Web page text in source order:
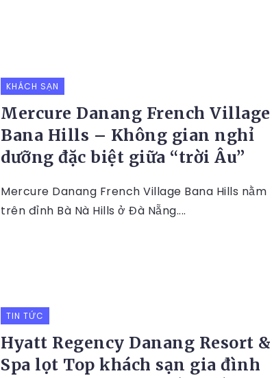
KHÁCH SẠN
Mercure Danang French Village
Bana Hills – Không gian nghỉ
dưỡng đặc biệt giữa “trời Âu”
Mercure Danang French Village Bana Hills nằm
trên đỉnh Bà Nà Hills ở Đà Nẵng....
TIN TỨC
Hyatt Regency Danang Resort &
Spa lọt Top khách sạn gia đình